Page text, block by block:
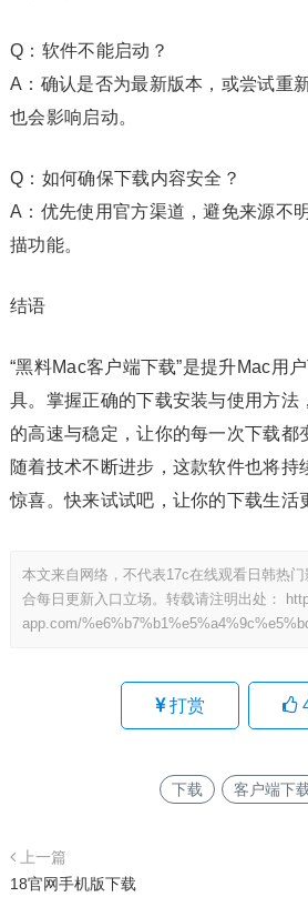
Q：软件不能启动？
A：确认是否为最新版本，或尝试重
也会影响启动。
Q：如何确保下载内容安全？
A：优先使用官方渠道，避免来源不
描功能。
结语
“黑料Mac客户端下载”是提升Mac用
具。掌握正确的下载安装与使用方法
的高速与稳定，让你的每一次下载都
随着技术不断进步，这款软件也将持
惊喜。快来试试吧，让你的下载生活
本文来自网络，不代表17c在线观看日韩热
合每日更新入口立场。转载请注明出处：
app.com/
打赏
下载 客户端下
上一篇
18官网手机版下载